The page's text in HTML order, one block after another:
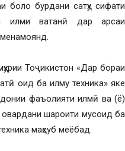
боло бурдани сатҳу сифати
илми ватанӣ дар арсаи
менамоянд.
Тоҷикистон «Дар бораи
оид ба илму техника» яке
фаъолияти илмӣ ва (ё)
овардани шароити мусоид ба
маҳсуб меёбад.